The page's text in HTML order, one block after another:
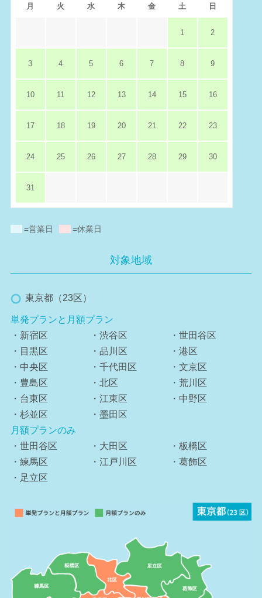
月 火 水 木 金 土 日
1 2
3 4 5 6 7 8 9
10 11 12 13 14 15 16
17 18 19 20 21 22 23
24 25 26 27 28 29 30
31
=営業日 =休業日
対象地域
東京都（23区）
単発プランと月額プラン
・新宿区
・渋谷区
・世田谷区
・目黒区
・品川区
・港区
・中央区
・千代田区
・文京区
・豊島区
・北区
・荒川区
・台東区
・江東区
・中野区
・杉並区
・墨田区
月額プランのみ
・世田谷区
・大田区
・板橋区
・練馬区
・江戸川区
・葛飾区
・足立区